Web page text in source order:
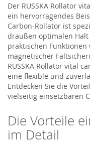
Der RUSSKA Rollator
ein hervorragendes
Carbon-Rollator ist
draußen optimalen
praktischen
magnetischer
RUSSKA Rollator vital
eine flexible und
Entdecken Sie die
vielseitig einsetzbaren
Die Vorteile
im Detail